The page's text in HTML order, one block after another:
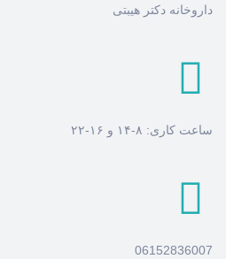
داروخانه دکتر هیبتی
ساعت کاری: ۸-۱۴ و ۱۶-۲۲
06152836007